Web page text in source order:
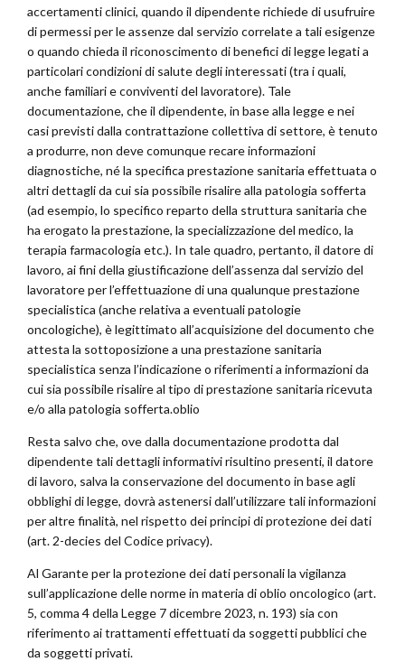
accertamenti clinici, quando il dipendente richiede di usufruire
di permessi per le assenze dal servizio correlate a tali esigenze
o quando chieda il riconoscimento di benefici di legge legati a
particolari condizioni di salute degli interessati (tra i quali,
anche familiari e conviventi del lavoratore). Tale
documentazione, che il dipendente, in base alla legge e nei
casi previsti dalla contrattazione collettiva di settore, è tenuto
a produrre, non deve comunque recare informazioni
diagnostiche, né la specifica prestazione sanitaria effettuata o
altri dettagli da cui sia possibile risalire alla patologia sofferta
(ad esempio, lo specifico reparto della struttura sanitaria che
ha erogato la prestazione, la specializzazione del medico, la
terapia farmacologia etc.). In tale quadro, pertanto, il datore di
lavoro, ai fini della giustificazione dell’assenza dal servizio del
lavoratore per l’effettuazione di una qualunque prestazione
specialistica (anche relativa a eventuali patologie
oncologiche), è legittimato all’acquisizione del documento che
attesta la sottoposizione a una prestazione sanitaria
specialistica senza l’indicazione o riferimenti a informazioni da
cui sia possibile risalire al tipo di prestazione sanitaria ricevuta
e/o alla patologia sofferta.oblio
Resta salvo che, ove dalla documentazione prodotta dal
dipendente tali dettagli informativi risultino presenti, il datore
di lavoro, salva la conservazione del documento in base agli
obblighi di legge, dovrà astenersi dall’utilizzare tali informazioni
per altre finalità, nel rispetto dei principi di protezione dei dati
(art. 2-decies del Codice privacy).
Al Garante per la protezione dei dati personali la vigilanza
sull’applicazione delle norme in materia di oblio oncologico (art.
5, comma 4 della Legge 7 dicembre 2023, n. 193) sia con
riferimento ai trattamenti effettuati da soggetti pubblici che
da soggetti privati.